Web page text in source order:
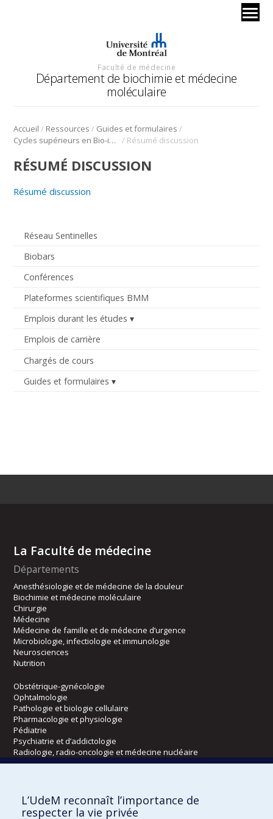
Faculté de médecine
Département de biochimie et médecine
moléculaire
Accueil / Ressources / Guides et formulaires /
Cycles supérieurs en Bio-informatique
/ Résumé discussion
Réseau Sentinelles
Biobars
Conférences
Plateformes scientifiques BMM
Emplois durant les études
Emplois de carrière
Chargés de cours
Guides et formulaires
RÉSUMÉ DISCUSSION
Résumé discussion
La Faculté de médecine
Départements
Anesthésiologie et de médecine de la douleur
Biochimie et médecine moléculaire
Chirurgie
Médecine
Médecine de famille et de médecine d’urgence
Microbiologie, infectiologie et immunologie
Neurosciences
Nutrition
Obstétrique-gynécologie
Ophtalmologie
Pathologie et biologie cellulaire
Pharmacologie et physiologie
Pédiatrie
Psychiatrie et d’addictologie
Radiologie, radio-oncologie et médecine nucléaire
Écoles
Kinésiologie et des sciences de l’activité physique
L’UdeM reconnaît l’importance de
respecter la vie privée